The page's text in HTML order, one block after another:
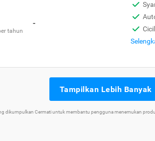
tahun
-
Tampilkan Lebih Banyak
dikumpulkan Cermati untuk membantu pengguna menemukan